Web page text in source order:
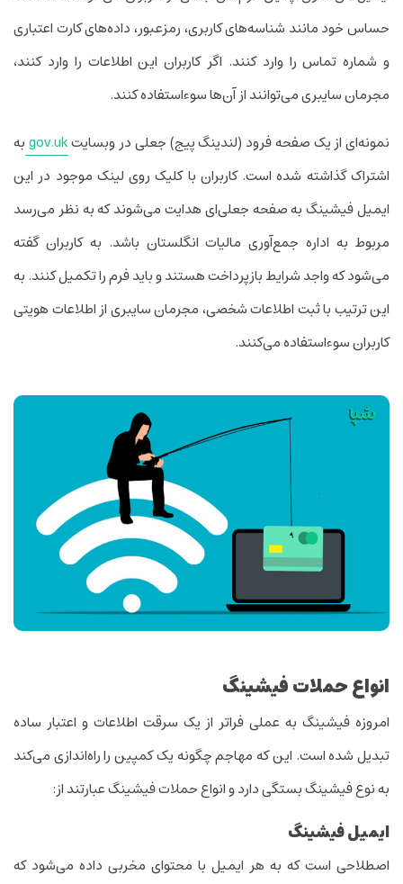
حساس خود مانند ‌شناسه‌های کاربری، رمزعبور، داده‌های کارت اعتباری
و شماره تماس را وارد کنند. اگر کاربران این اطلاعات را وارد کنند،
مجرمان سایبری می‌توانند از آن‌ها سوءاستفاده کنند.
نمونه‌ای از یک صفحه فرود (لندینگ پیج) جعلی در وبسایتgov.ukبه
اشتراک گذاشته شده است. کاربران با کلیک روی لینک موجود در این
‌ایمیل فیشینگ به صفحه جعلی‌ای هدایت می‌شوند که به نظر می‌رسد
مربوط به اداره جمع‌آوری مالیات انگلستان باشد. به کاربران گفته
می‌شود که واجد شرایط بازپرداخت هستند و باید فرم را تکمیل کنند. به
این ترتیب با ثبت اطلاعات شخصی، مجرمان سایبری از اطلاعات هویتی
کاربران سوءاستفاده‌ می‌کنند.
انواع حملات فیشینگ
امروزه فیشینگ به عملی فراتر از یک سرقت اطلاعات و اعتبار ساده
تبدیل شده است. این که مهاجم چگونه یک کمپین را راه‌اندازی می‌کند
به نوع فیشینگ بستگی دارد و انواع حملات فیشینگ عبارتند از:
ایمیل فیشینگ
اصطلاحی است که به هر ‌ایمیل با محتوای مخربی داده می‌شود که